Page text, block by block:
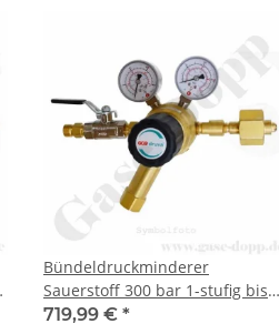
Bündeldruckminderer
Sauerstoff 300 bar 1-stufig bis
40 bar regelbar - Anschluss
719,99 € *